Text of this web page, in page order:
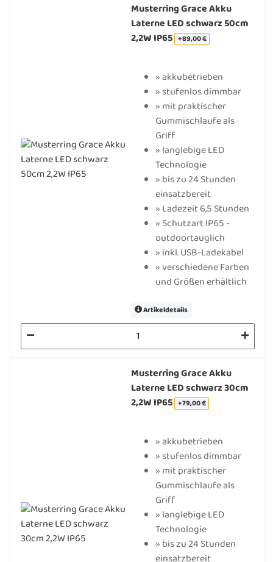
Musterring Grace Akku
Laterne LED schwarz 50cm
2,2W IP65 +89,00 €
» akkubetrieben
» stufenlos dimmbar
» mit praktischer
Gummischlaufe als
Griff
» langlebige LED
Technologie
» bis zu 24 Stunden
einsatzbereit
» Ladezeit 6,5 Stunden
» Schutzart IP65 -
outdoortauglich
» inkl. USB-Ladekabel
» verschiedene Farben
und Größen erhältlich
Artikeldetails
Musterring Grace Akku
Laterne LED schwarz 30cm
2,2W IP65 +79,00 €
» akkubetrieben
» stufenlos dimmbar
» mit praktischer
Gummischlaufe als
Griff
» langlebige LED
Technologie
» bis zu 24 Stunden
einsatzbereit